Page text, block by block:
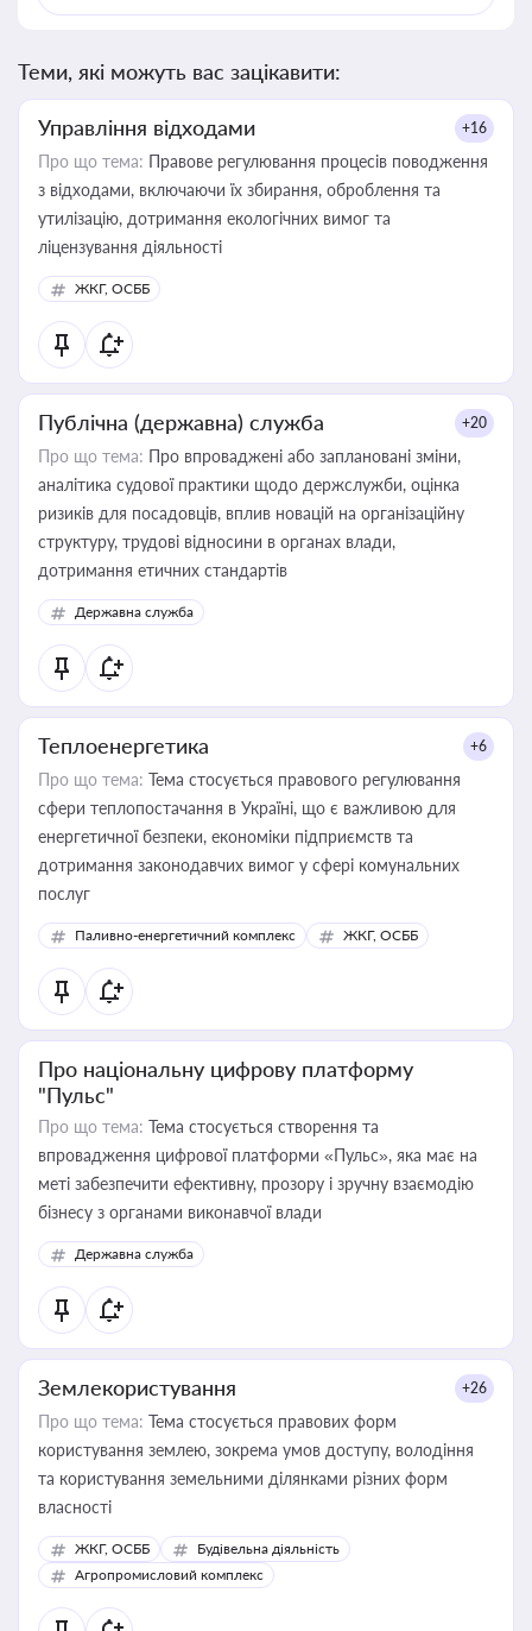
Теми, які можуть вас зацікавити:
Управління відходами +16
Про що тема: Правове регулювання процесів поводження
з відходами, включаючи їх збирання, оброблення та
утилізацію, дотримання екологічних вимог та
ліцензування діяльності
ЖКГ, ОСББ
Публічна (державна) служба +20
Про що тема: Про впроваджені або заплановані зміни,
аналітика судової практики щодо держслужби, оцінка
ризиків для посадовців, вплив новацій на організаційну
структуру, трудові відносини в органах влади,
дотримання етичних стандартів
Державна служба
Теплоенергетика +6
Про що тема: Тема стосується правового регулювання
сфери теплопостачання в Україні, що є важливою для
енергетичної безпеки, економіки підприємств та
дотримання законодавчих вимог у сфері комунальних
послуг
Паливно-енергетичний комплекс ЖКГ, ОСББ
Про національну цифрову платформу
"Пульс"
Про що тема: Тема стосується створення та
впровадження цифрової платформи «Пульс», яка має на
меті забезпечити ефективну, прозору і зручну взаємодію
бізнесу з органами виконавчої влади
Державна служба
Землекористування +26
Про що тема: Тема стосується правових форм
користування землею, зокрема умов доступу, володіння
та користування земельними ділянками різних форм
власності
ЖКГ, ОСББ
Будівельна діяльність
Агропромисловий комплекс